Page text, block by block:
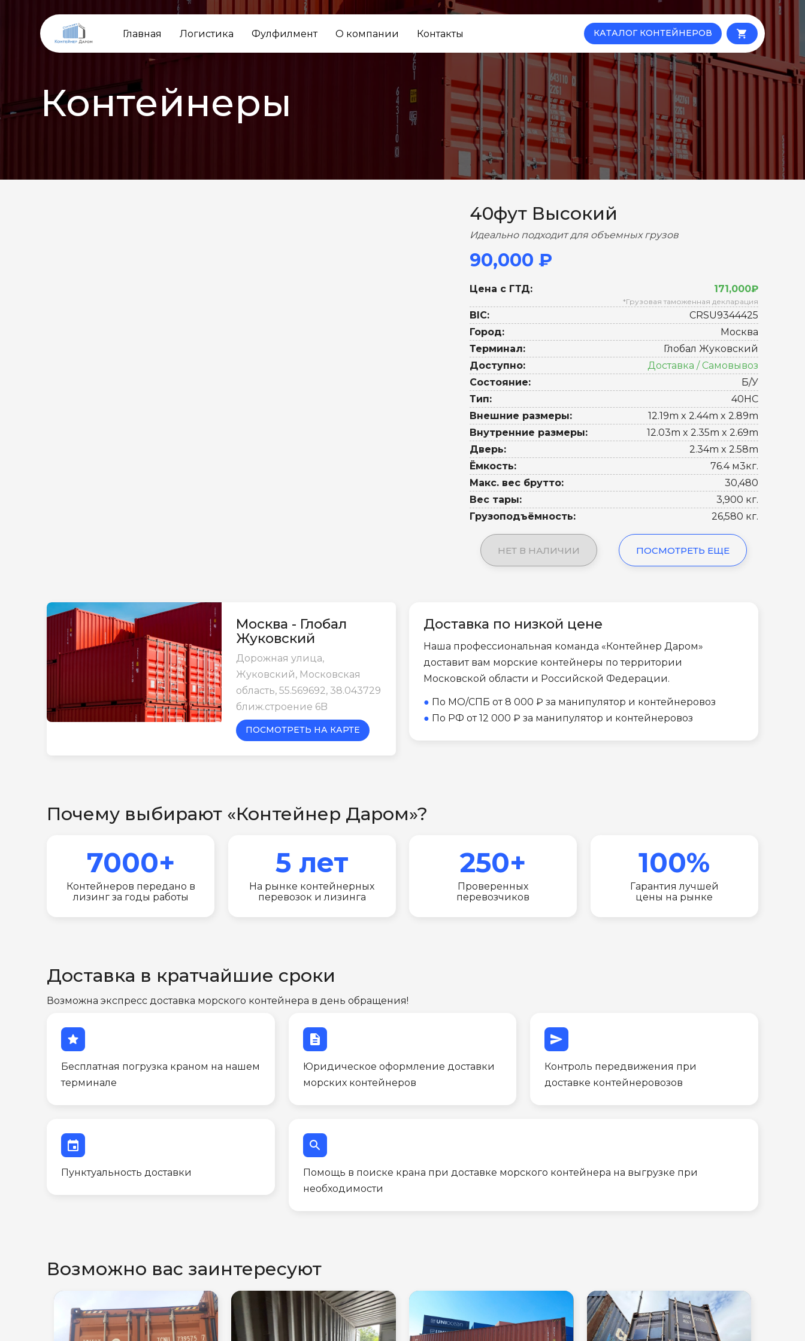
Главная Логистика Фулфилмент О компании Контакты КАТАЛОГ КОНТЕЙНЕРОВ local_grocery_store
Контейнеры
40фут Высокий
Идеально подходит для объемных грузов
90,000 ₽
Цена с ГТД: 171,000₽
*Грузовая таможенная декларация
BIC:
CRSU9344425
Город:
Москва
Терминал:
Глобал Жуковский
Доступно:
Доставка / Самовывоз
Состояние:
Б/У
Тип:
40HC
Внешние размеры:
12.19m x 2.44m x 2.89m
Внутренние размеры:
12.03m x 2.35m x 2.69m
Дверь:
2.34m x 2.58m
Ёмкость:
76.4 м3кг.
Макс. вес брутто:
30,480
Вес тары:
3,900 кг.
Грузоподъёмность:
26,580 кг.
НЕТ В НАЛИЧИИ ПОСМОТРЕТЬ ЕЩЕ
Москва - Глобал
Жуковский
Дорожная улица,
Жуковский, Московская
область, 55.569692, 38.043729
ближ.строение 6B
ПОСМОТРЕТЬ НА КАРТЕ
Доставка по низкой цене
Наша профессиональная команда «Контейнер Даром»
доставит вам морские контейнеры по территории
Московской области и Российской Федерации.
● По МО/СПБ от 8 000 ₽ за манипулятор и контейнеровоз
● По РФ от 12 000 ₽ за манипулятор и контейнеровоз
Почему выбирают «Контейнер Даром»?
7000+
Контейнеров передано в
лизинг за годы работы
5 лет
На рынке контейнерных
перевозок и лизинга
250+
Проверенных
перевозчиков
100%
Гарантия лучшей
цены на рынке
Доставка в кратчайшие сроки
Возможна экспресс доставка морского контейнера в день обращения!
star
Бесплатная погрузка краном на нашем
терминале
description
Юридическое оформление доставки
морских контейнеров
send
Контроль передвижения при
доставке контейнеровозов
event
Пунктуальность доставки
search
Помощь в поиске крана при доставке морского контейнера на выгрузке при
необходимости
Возможно вас заинтересуют